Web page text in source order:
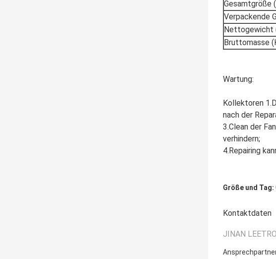
Gesamtgröße
Verpackende
Nettogewicht
Bruttomasse
Wartung:
Kollektoren
nach der
3.Clean der
verhindern;
4.Repairing
Größe und Tag:
Kontaktdaten
JINAN